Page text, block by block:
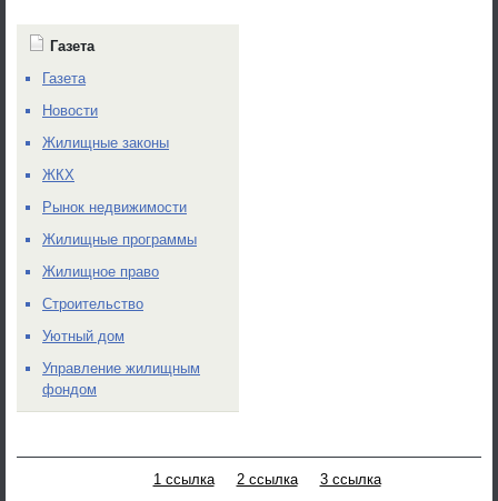
Газета
Газета
Новости
Жилищные законы
ЖКХ
Рынок недвижимости
Жилищные программы
Жилищное право
Строительство
Уютный дом
Управление жилищным
фондом
1 ссылка 2 ссылка 3 ссылка